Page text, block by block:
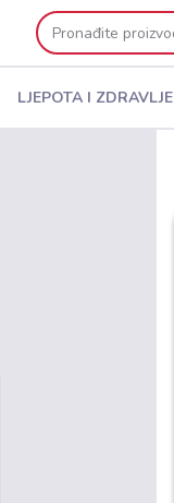
LJEPOTA I ZDRAVLJE